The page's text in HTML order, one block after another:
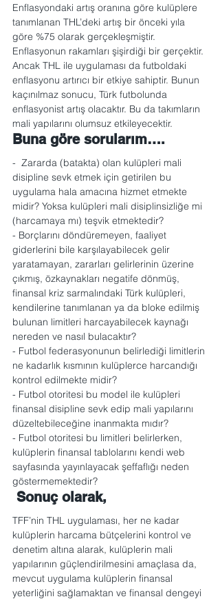
Enflasyondaki artış oranına göre kulüplere
tanımlanan THL’deki artış bir önceki yıla
göre %75 olarak gerçekleşmiştir.
Enflasyonun rakamları şişirdiği bir gerçektir.
Ancak THL ile uygulaması da futboldaki
enflasyonu artırıcı bir etkiye sahiptir. Bunun
kaçınılmaz sonucu, Türk futbolunda
enflasyonist artış olacaktır. Bu da takımların
mali yapılarını olumsuz etkileyecektir.
Buna göre sorularım….
-  Zararda (batakta) olan kulüpleri mali
disipline sevk etmek için getirilen bu
uygulama hala amacına hizmet etmekte
midir? Yoksa kulüpleri mali disiplinsizliğe mi
(harcamaya mı) teşvik etmektedir?
- Borçlarını döndüremeyen, faaliyet
giderlerini bile karşılayabilecek gelir
yaratamayan, zararları gelirlerinin üzerine
çıkmış, özkaynakları negatife dönmüş,
finansal kriz sarmalındaki Türk kulüpleri,
kendilerine tanımlanan ya da bloke edilmiş
bulunan limitleri harcayabilecek kaynağı
nereden ve nasıl bulacaktır?
- Futbol federasyonunun belirlediği limitlerin
ne kadarlık kısmının kulüplerce harcandığı
kontrol edilmekte midir?
- Futbol otoritesi bu model ile kulüpleri
finansal disipline sevk edip mali yapılarını
düzeltebileceğine inanmakta mıdır?
- Futbol otoritesi bu limitleri belirlerken,
kulüplerin finansal tablolarını kendi web
sayfasında yayınlayacak şeffaflığı neden
göstermemektedir?
Sonuç olarak,
TFF’nin THL uygulaması, her ne kadar
kulüplerin harcama bütçelerini kontrol ve
denetim altına alarak, kulüplerin mali
yapılarının güçlendirilmesini amaçlasa da,
mevcut uygulama kulüplerin finansal
yeterliğini sağlamaktan ve finansal dengeyi